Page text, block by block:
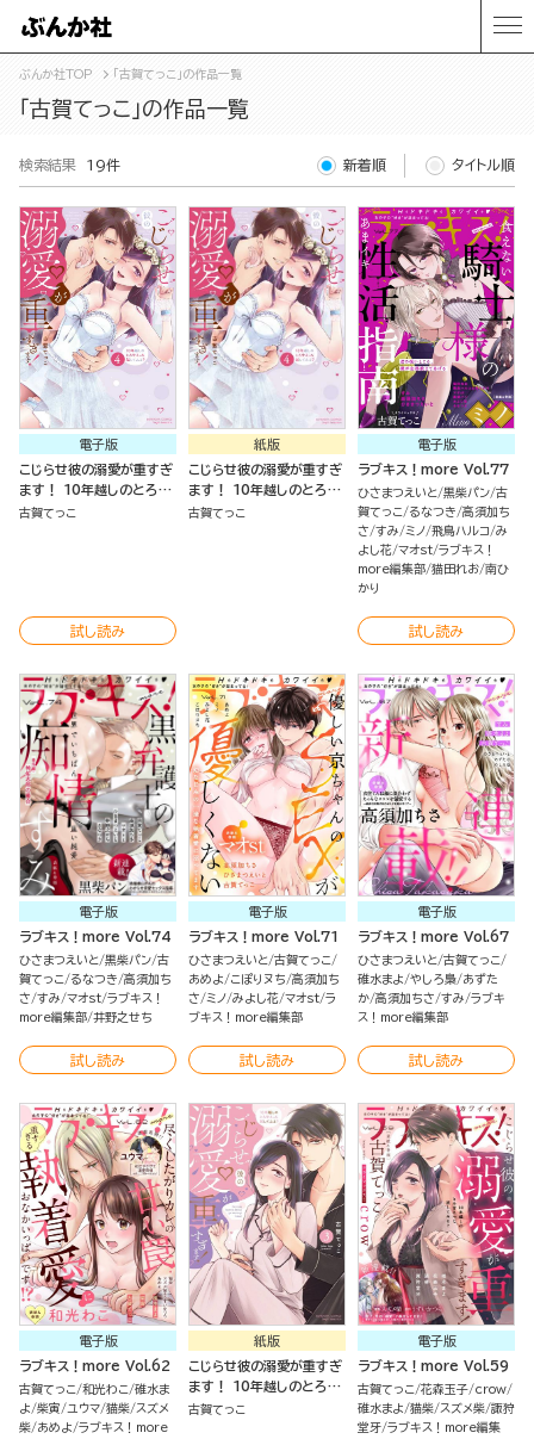
ぶんか社TOP 「古賀てっこ」の作品一覧
「古賀てっこ」の作品一覧
検索結果 19件 新着順 タイトル順
電子版
こじらせ彼の溺愛が重すぎ
ます！ 10年越しのとろ甘
えっち試してみる？ （4）
古賀てっこ
試し読み
紙版
こじらせ彼の溺愛が重すぎ
ます！ 10年越しのとろ甘
えっち試してみる？（４）
古賀てっこ
電子版
ラブキス！more Vol.77
ひさまつえいと 黒柴パン 古
賀てっこ
るなつき 高須加ち
さ すみ ミノ 飛鳥ハルコ み
よし花 マオst ラブキス！
more編集部 猫田れお 南ひ
かり
試し読み
電子版
ラブキス！more Vol.74
ひさまつえいと 黒柴パン 古
賀てっこ
るなつき 高須加ち
さ すみ マオst ラブキス！
more編集部 井野之せち
試し読み
電子版
ラブキス！more Vol.71
ひさまつえいと 古賀てっこ
あめよ
こぽりヌち 高須加ち
さ ミノ みよし花 マオst ラ
ブキス！more編集部
試し読み
電子版
ラブキス！more Vol.67
ひさまつえいと 古賀てっこ
碓水まよ やしろ梟 あずた
か 高須加ちさ すみ ラブキ
ス！more編集部
試し読み
電子版
ラブキス！more Vol.62
古賀てっこ 和光わこ 碓水ま
よ 柴寅 ユウマ 猫柴 スズメ
柴 あめよ ラブキス！more
紙版
こじらせ彼の溺愛が重すぎ
ます！ 10年越しのとろ甘
えっち試してみる？ （3）
古賀てっこ
電子版
ラブキス！more Vol.59
古賀てっこ 花森玉子 crow
碓水まよ 猫柴 スズメ柴 諏狩
堂牙 ラブキス！more編集